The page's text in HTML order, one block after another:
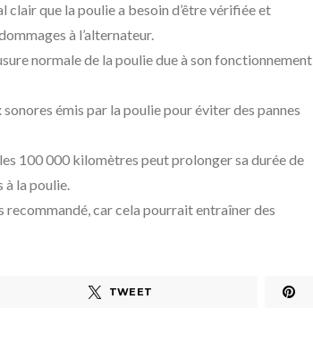
clair que la poulie a besoin d’être vérifiée et
à l’alternateur.
normale de la poulie due à son fonctionnement
émis par la poulie pour éviter des pannes
100 000 kilomètres peut prolonger sa durée de
la poulie.
recommandé, car cela pourrait entraîner des
TWEET